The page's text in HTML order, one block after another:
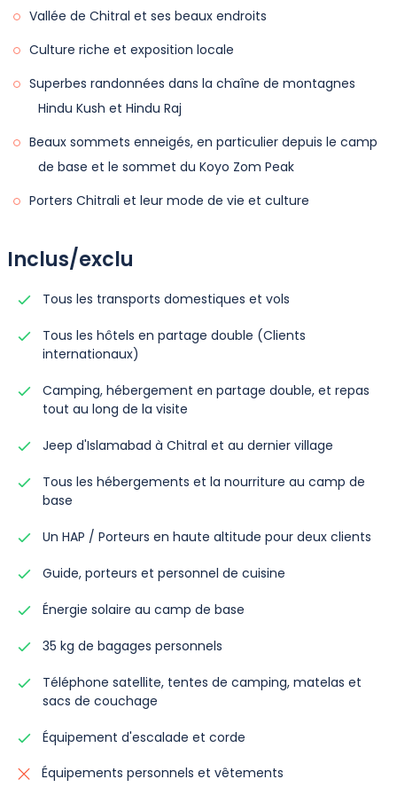
Vallée de Chitral et ses beaux endroits
Culture riche et exposition locale
Superbes randonnées dans la chaîne de montagnes
Hindu Kush et Hindu Raj
Beaux sommets enneigés, en particulier depuis le camp
de base et le sommet du Koyo Zom Peak
Porters Chitrali et leur mode de vie et culture
Inclus/exclu
Tous les transports domestiques et vols
Tous les hôtels en partage double (Clients
internationaux)
Camping, hébergement en partage double, et repas
tout au long de la visite
Jeep d'Islamabad à Chitral et au dernier village
Tous les hébergements et la nourriture au camp de
base
Un HAP / Porteurs en haute altitude pour deux clients
Guide, porteurs et personnel de cuisine
Énergie solaire au camp de base
35 kg de bagages personnels
Téléphone satellite, tentes de camping, matelas et
sacs de couchage
Équipement d'escalade et corde
Équipements personnels et vêtements